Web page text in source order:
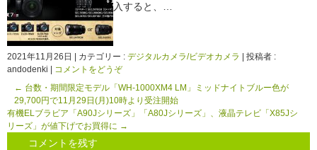
入すると、…
2021年11月26日 カテゴリー : デジタルカメラ/ビデオカメラ
投稿者 :
andodenki
コメントをどうぞ
← 台数・期間限定モデル「WH-1000XM4 LM」ミッドナイトブルー色が
29,700円で11月29日(月)10時より受注開始
有機ELブラビア「A90Jシリーズ」「A80Jシリーズ」、液晶テレビ「X85Jシ
リーズ」が値下げでお買得に →
コメントを残す